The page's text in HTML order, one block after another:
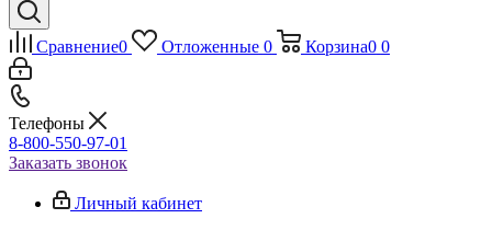
Сравнение0 Отложенные 0 Корзина0 0
Телефоны
8-800-550-97-01
Заказать звонок
Личный кабинет